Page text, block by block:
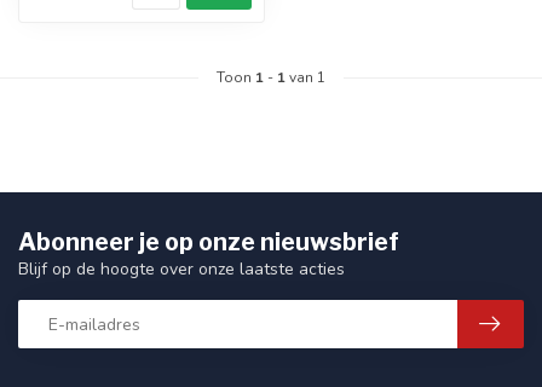
Toon 1 - 1van 1
Abonneer je op onze nieuwsbrief
Blijf op de hoogte over onze laatste acties